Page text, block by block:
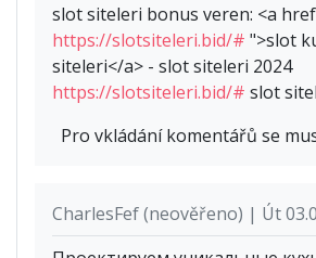
slot siteleri bonus veren: <a
https://slotsiteleri.bid/# ">slot
siteleri</a> - slot siteleri 2024
https://slotsiteleri.bid/# slot
Pro vkládání komentářů se
CharlesFef (neověřeno) | Út